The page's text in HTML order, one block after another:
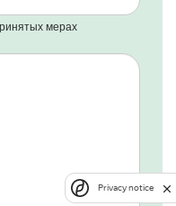
мерах
Privacy notice